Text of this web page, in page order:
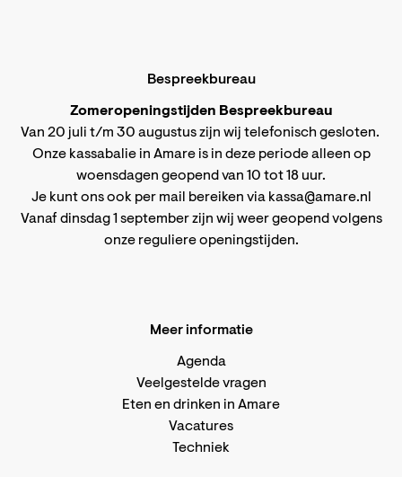
Bespreekbureau
Zomeropeningstijden Bespreekbureau
Van 20 juli t/m 30 augustus zijn wij telefonisch gesloten.
Onze kassabalie in Amare is in deze periode alleen op
woensdagen geopend van 10 tot 18 uur.
Je kunt ons ook per mail bereiken via kassa@amare.nl
Vanaf dinsdag 1 september zijn wij weer geopend volgens
onze reguliere openingstijden.
Meer informatie
Agenda
Veelgestelde vragen
Eten en drinken in Amare
Vacatures
Techniek